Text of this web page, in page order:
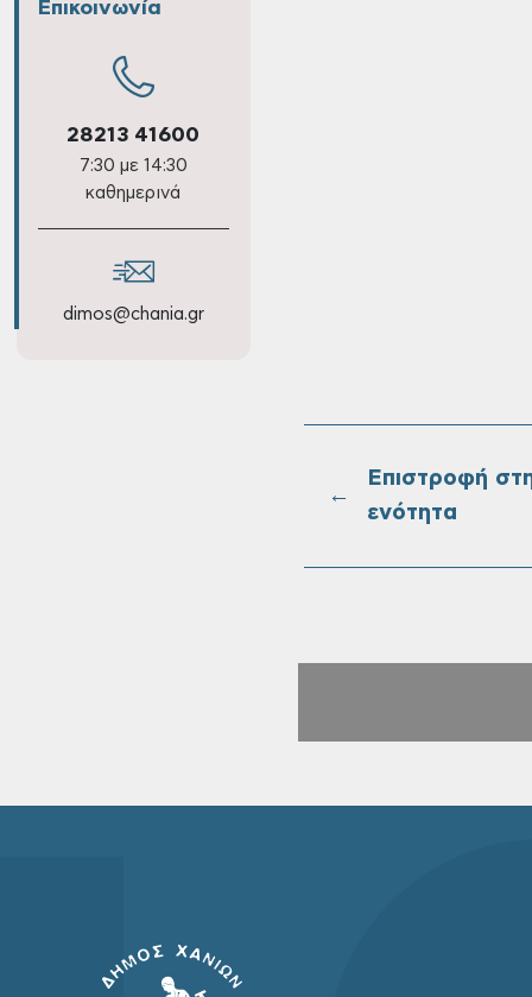
Επικοινωνία
28213 41600
7:30 με 14:30
καθημερινά
dimos@chania.gr
←
Επιστροφή
ενότητα